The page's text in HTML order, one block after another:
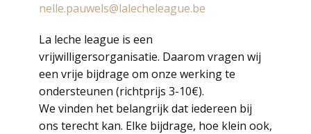
nelle.pauwels@lalecheleague.be
La leche league is een
vrijwilligersorganisatie. Daarom vragen wij
een vrije bijdrage om onze werking te
ondersteunen (richtprijs 3-10€).
We vinden het belangrijk dat iedereen bij
ons terecht kan. Elke bijdrage, hoe klein ook,